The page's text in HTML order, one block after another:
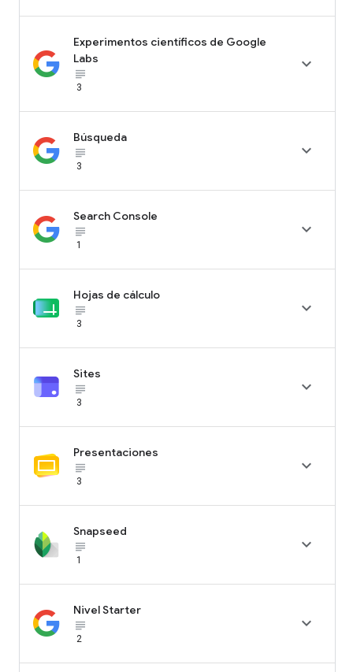
Experimentos científicos de Google
Labs
subject_black
3

Búsqueda
subject_black
3

Search Console
subject_black
1

Hojas de cálculo
subject_black
3

Sites
subject_black
3

Presentaciones
subject_black
3

Snapseed
subject_black
1

Nivel Starter
subject_black
2
